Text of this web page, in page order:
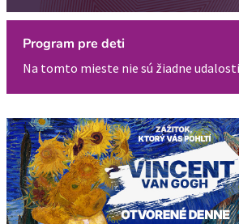
Program pre deti
Na tomto mieste nie sú žiadne